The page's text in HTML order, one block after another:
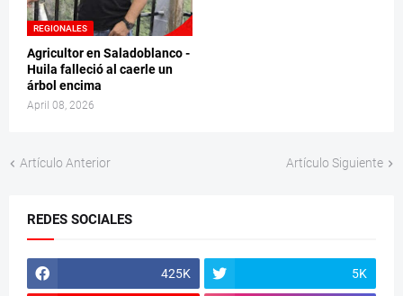
REGIONALES
Agricultor en Saladoblanco -
Huila falleció al caerle un
árbol encima
April 08, 2026
Artículo Anterior Artículo Siguiente
REDES SOCIALES
425K 5K